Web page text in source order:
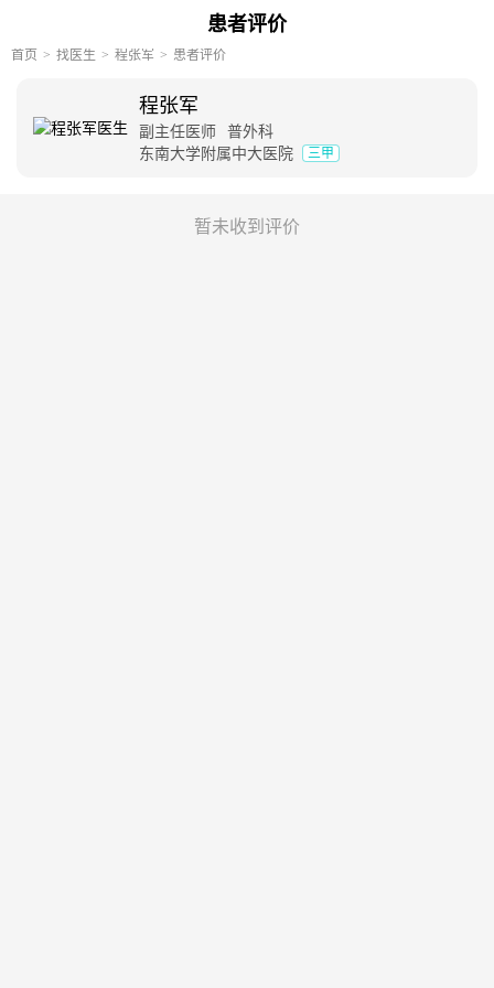
患者评价
首页 找医生 程张军 患者评价
程张军
副主任医师
普外科
东南大学附属中大医院
三甲
暂未收到评价